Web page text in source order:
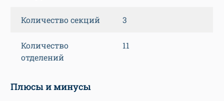
Количество секций 3
Количество
отделений
11
Плюсы и минусы